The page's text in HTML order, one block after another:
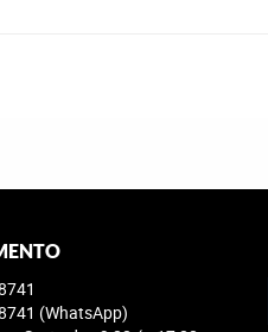
(WhatsApp)